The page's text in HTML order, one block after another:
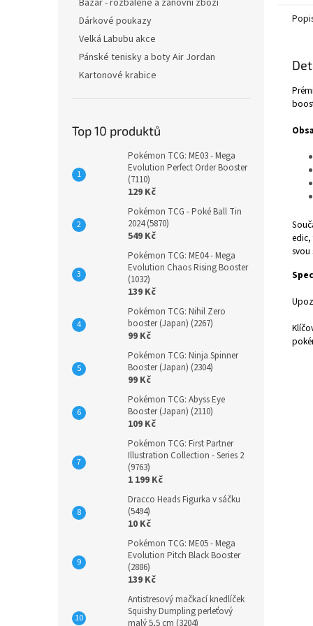
Bazar - rozbalené a zánovní zboží
Dárkové poukazy
Velká Labubu akce
Pánské tenisky a boty Air Jordan
Kartonové krabice
Top 10 produktů
Pokémon TCG: ME03 - Mega
Evolution Perfect Order Booster
(7110)
129 Kč
Pokémon TCG - Poké Ball Tin
2024 (5870)
549 Kč
Pokémon TCG: ME04 - Mega
Evolution Chaos Rising Booster
(1032)
139 Kč
Pokémon TCG: Nihil Zero
booster (Japan) (2267)
99 Kč
Pokémon TCG: Ninja Spinner
Booster (Japan) (2304)
99 Kč
Pokémon TCG: Abyss Eye
Booster (Japan) (2110)
109 Kč
Pokémon TCG: First Partner
Illustration Collection - Series 2
(9763)
1 199 Kč
Dracco Heads Figurka v sáčku
(5494)
10 Kč
Pokémon TCG: ME05 - Mega
Evolution Pitch Black Booster
(2886)
139 Kč
Antistresový mačkací knedlíček
Squishy Dumpling perleťový
malý 5,5 cm (3204)
edic,
svou